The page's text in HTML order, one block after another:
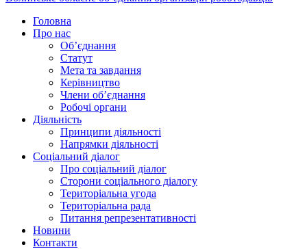
Головна
Про нас
Об’єднання
Статут
Мета та завдання
Керівництво
Члени об’єднання
Робочі органи
Діяльність
Принципи діяльності
Напрямки діяльності
Соціальний діалог
Про соціальний діалог
Сторони соціального діалогу
Територіальна угода
Територіальна рада
Питання репрезентативності
Новини
Контакти